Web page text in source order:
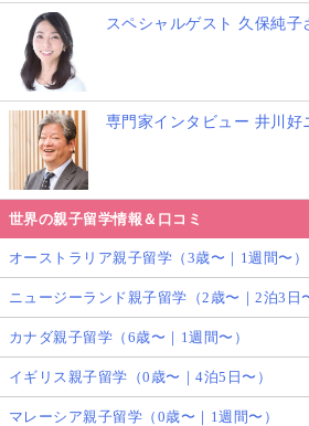
幼児〜小学生向けの英語絵本
CD
［おすすめ英語CD：4］
読CDつき絵本シリーズ
スペシャルゲスト 久保純子
専門家インタビュー 井川好
世界の親子留学情報＆口コミ
オーストラリア親子留学（3歳〜｜1週間〜）
ニュージーランド親子留学（2歳〜｜2泊3日
カナダ親子留学（6歳〜｜1週間〜）
イギリス親子留学（0歳〜｜4泊5日〜）
マレーシア親子留学（0歳〜｜1週間〜）